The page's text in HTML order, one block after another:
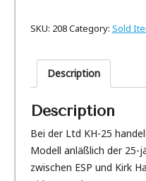
SKU: 208Category: Sold
Description
Description
Bei der Ltd KH-25
Modell anläßlich der 25-
zwischen ESP und Kirk